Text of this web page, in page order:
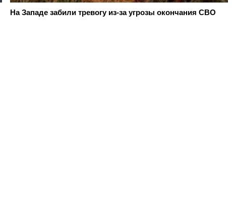
На Западе забили тревогу из-за угрозы окончания СВО